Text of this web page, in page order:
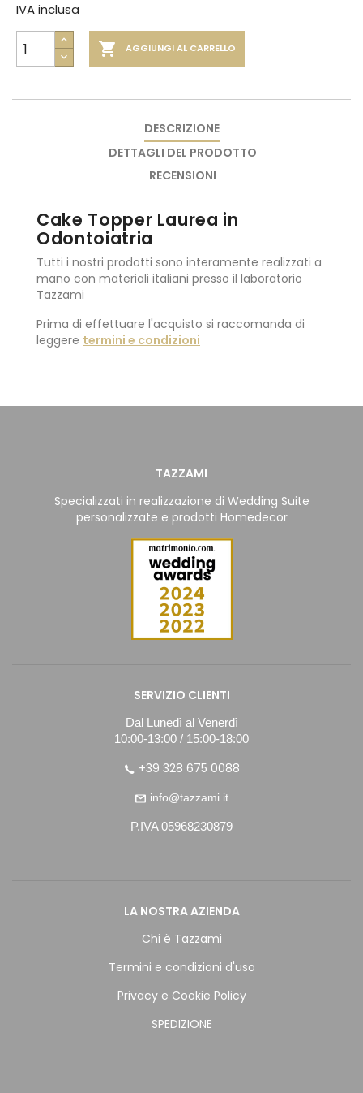
 AGGIUNGI AL CARRELLO
IVA inclusa
DESCRIZIONE
DETTAGLI DEL PRODOTTO
RECENSIONI
Cake Topper Laurea in
Odontoiatria
Tutti i nostri prodotti sono interamente realizzati a
mano con materiali italiani presso il laboratorio
Tazzami
Prima di effettuare l'acquisto si raccomanda di
leggere termini e condizioni
TAZZAMI
Specializzati in realizzazione di Wedding Suite
personalizzate e prodotti Homedecor
SERVIZIO CLIENTI
Dal Lunedì al Venerdì
10:00-13:00 / 15:00-18:00
+39 328 675 0088
info@tazzami.it
P.IVA 05968230879
LA NOSTRA AZIENDA
Chi è Tazzami
Termini e condizioni d'uso
Privacy e Cookie Policy
SPEDIZIONE